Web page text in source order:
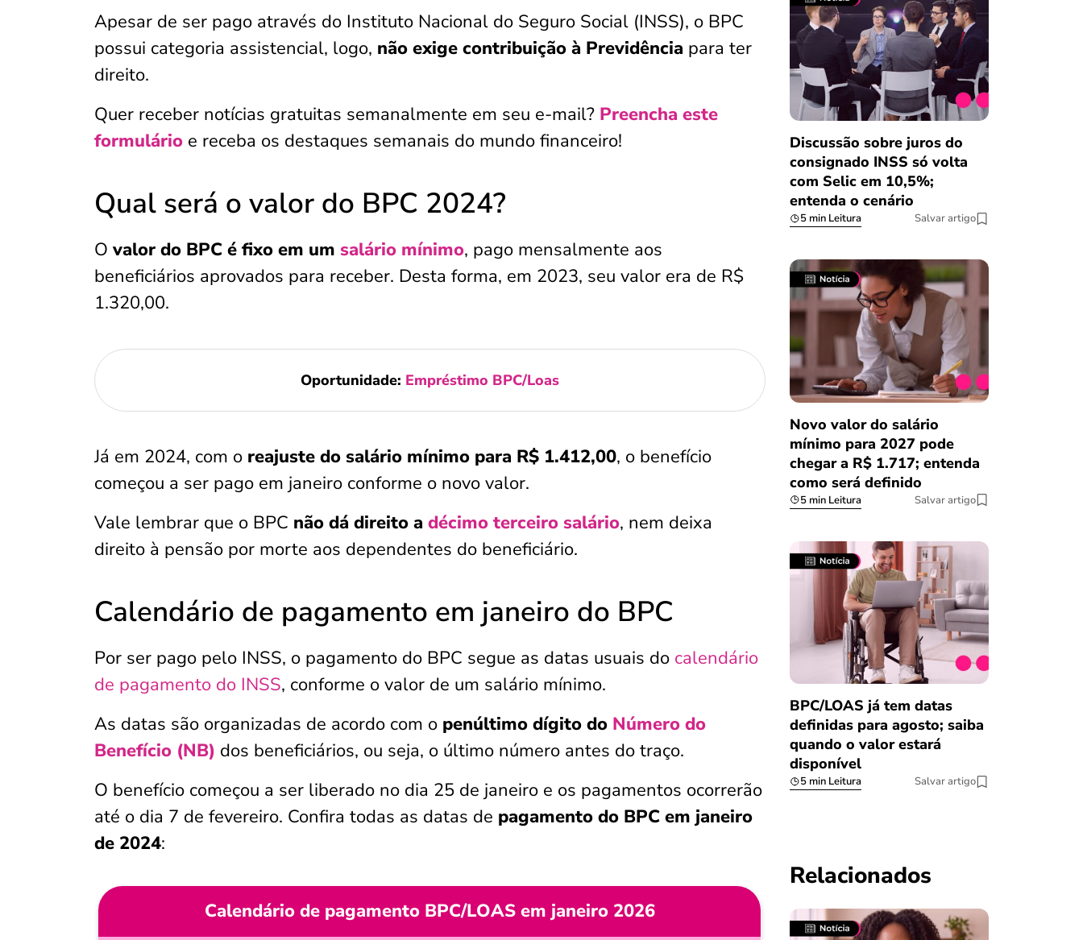
Apesar de ser pago através do Instituto Nacional do Seguro Social (INSS), o BPC
possui categoria assistencial, logo, não exige contribuição à Previdência para ter
direito.
Quer receber notícias gratuitas semanalmente em seu e-mail? Preencha este
formulário e receba os destaques semanais do mundo financeiro!
Qual será o valor do BPC 2024?
O valor do BPC é fixo em um salário mínimo, pago mensalmente aos
beneficiários aprovados para receber. Desta forma, em 2023, seu valor era de R$
1.320,00.
Oportunidade: Empréstimo BPC/Loas
Já em 2024, com o reajuste do salário mínimo para R$ 1.412,00, o benefício
começou a ser pago em janeiro conforme o novo valor.
Vale lembrar que o BPC não dá direito a décimo terceiro salário, nem deixa
direito à pensão por morte aos dependentes do beneficiário.
Calendário de pagamento em janeiro do BPC
Por ser pago pelo INSS, o pagamento do BPC segue as datas usuais do calendário
de pagamento do INSS, conforme o valor de um salário mínimo.
As datas são organizadas de acordo com o penúltimo dígito do Número do
Benefício (NB) dos beneficiários, ou seja, o último número antes do traço.
O benefício começou a ser liberado no dia 25 de janeiro e os pagamentos ocorrerão
até o dia 7 de fevereiro. Confira todas as datas de pagamento do BPC em janeiro
de 2024:
Calendário de pagamento BPC/LOAS em janeiro 2026
Discussão sobre juros do
consignado INSS só volta
com Selic em 10,5%;
entenda o cenário
5 min Leitura Salvar artigo
Novo valor do salário
mínimo para 2027 pode
chegar a R$ 1.717; entenda
como será definido
5 min Leitura Salvar artigo
BPC/LOAS já tem datas
definidas para agosto; saiba
quando o valor estará
disponível
5 min Leitura Salvar artigo
Relacionados